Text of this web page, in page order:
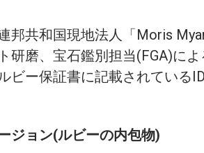
邦共和国現地法人「Moris
研磨、宝石鑑別担当(FGA)に
ビー保証書に記載されている
ジョン(ルビーの内包物)